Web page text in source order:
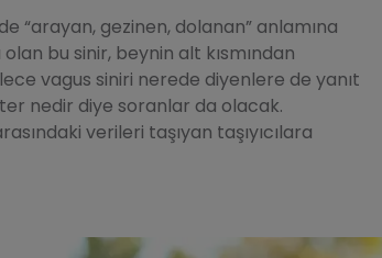
“arayan, gezinen, dolanan” anlamına
bu sinir, beynin alt kısmından
vagus siniri nerede diyenlere de yanıt
nedir diye soranlar da olacak.
verileri taşıyan taşıyıcılara